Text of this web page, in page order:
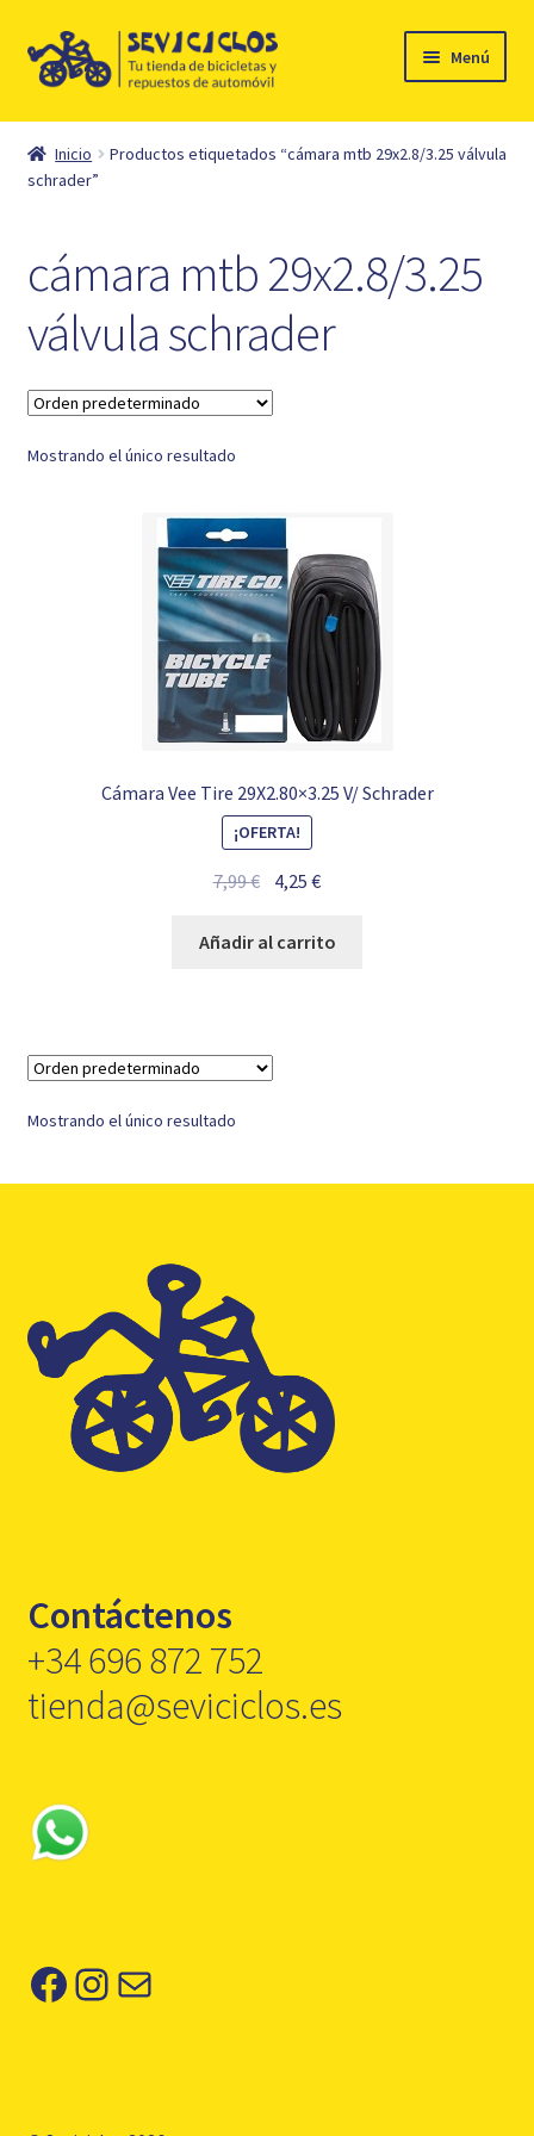
Ir
Ir
al
Menú
Inicio
Ciclismo
hijo
Automóvil
Mi cuenta
Inicio
Productos etiquetados “cámara mtb 29x2.8/3.25 válvula
schrader”
cámara mtb 29x2.8/3.25
válvula schrader
Mostrando el único resultado
Cámara Vee Tire 29X2.80×3.25 V/ Schrader
¡OFERTA!
7,99€ El
original
4,25€El
actual
Añadir al carrito
Mostrando el único resultado
Contáctenos
+34 696 872 752
tienda@seviciclos.es
Facebook
Instagram
Correo electrónico